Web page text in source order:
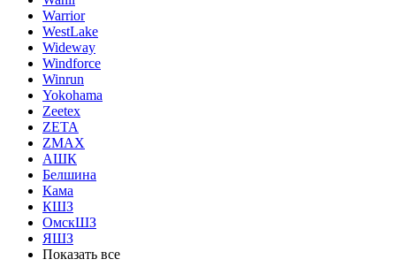
Warrior
WestLake
Wideway
Windforce
Winrun
Yokohama
Zeetex
ZETA
ZMAX
АШК
Белшина
Кама
КШЗ
ОмскШЗ
ЯШЗ
Показать все